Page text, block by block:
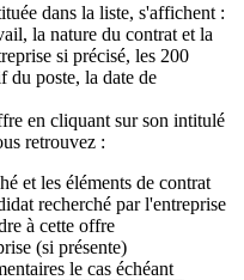
dans la liste, s'affichent :
la nature du contrat et la
si précisé, les 200
du poste, la date de
en cliquant sur son intitulé
retrouvez :
et les éléments de contrat
recherché par l'entreprise
à cette offre
(si présente)
le cas échéant